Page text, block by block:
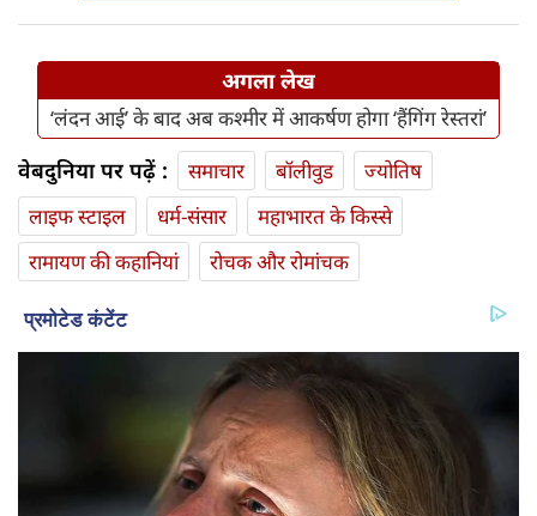
अगला लेख
‘लंदन आई’ के बाद अब कश्मीर में आकर्षण होगा ‘हैंगिंग रेस्तरां’
वेबदुनिया पर पढ़ें : समाचार बॉलीवुड
ज्योतिष
लाइफ स्‍टाइल
धर्म-संसार
महाभारत के किस्से
रामायण की कहानियां
रोचक और रोमांचक